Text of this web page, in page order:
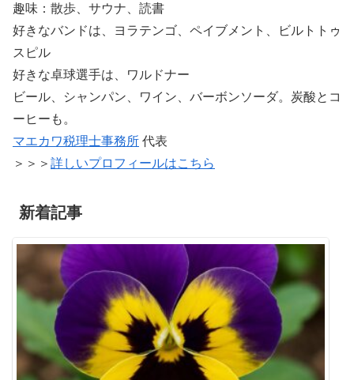
趣味：散歩、サウナ、読書
好きなバンドは、ヨラテンゴ、ペイブメント、ビルトトゥ
スピル
好きな卓球選手は、ワルドナー
ビール、シャンパン、ワイン、バーボンソーダ。炭酸とコ
ーヒーも。
マエカワ税理士事務所 代表
＞＞＞ 詳しいプロフィールはこちら
新着記事